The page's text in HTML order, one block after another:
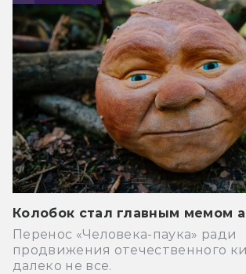
Колобок стал главным мемом
Перенос «Человека-паука» ради
продвижения отечественного
далеко не все.